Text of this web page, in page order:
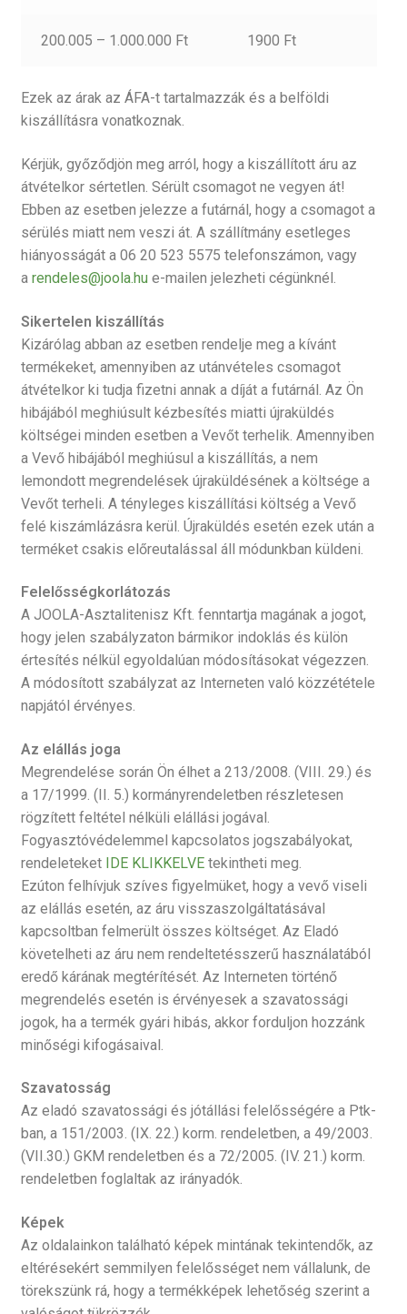
200.005 – 1.000.000 Ft 1900 Ft
Ezek az árak az ÁFA-t tartalmazzák és a belföldi
kiszállításra vonatkoznak.
Kérjük, győződjön meg arról, hogy a kiszállított áru az
átvételkor sértetlen. Sérült csomagot ne vegyen át!
Ebben az esetben jelezze a futárnál, hogy a csomagot a
sérülés miatt nem veszi át. A szállítmány esetleges
hiányosságát a 06 20 523 5575 telefonszámon, vagy
a rendeles@joola.hu e-mailen jelezheti cégünknél.
Sikertelen kiszállítás
Kizárólag abban az esetben rendelje meg a kívánt
termékeket, amennyiben az utánvételes csomagot
átvételkor ki tudja fizetni annak a díját a futárnál. Az Ön
hibájából meghiúsult kézbesítés miatti újraküldés
költségei minden esetben a Vevőt terhelik. Amennyiben
a Vevő hibájából meghiúsul a kiszállítás, a nem
lemondott megrendelések újraküldésének a költsége a
Vevőt terheli. A tényleges kiszállítási költség a Vevő
felé kiszámlázásra kerül. Újraküldés esetén ezek után a
terméket csakis előreutalással áll módunkban küldeni.
Felelősségkorlátozás
A JOOLA-Asztalitenisz Kft. fenntartja magának a jogot,
hogy jelen szabályzaton bármikor indoklás és külön
értesítés nélkül egyoldalúan módosításokat végezzen.
A módosított szabályzat az Interneten való közzététele
napjától érvényes.
Az elállás joga
Megrendelése során Ön élhet a 213/2008. (VIII. 29.) és
a 17/1999. (II. 5.) kormányrendeletben részletesen
rögzített feltétel nélküli elállási jogával.
Fogyasztóvédelemmel kapcsolatos jogszabályokat,
rendeleteket IDE KLIKKELVEtekintheti meg.
Ezúton felhívjuk szíves figyelmüket, hogy a vevő viseli
az elállás esetén, az áru visszaszolgáltatásával
kapcsoltban felmerült összes költséget. Az Eladó
követelheti az áru nem rendeltetésszerű használatából
eredő kárának megtérítését. Az Interneten történő
megrendelés esetén is érvényesek a szavatossági
jogok, ha a termék gyári hibás, akkor forduljon hozzánk
minőségi kifogásaival.
Szavatosság
Az eladó szavatossági és jótállási felelősségére a Ptk-
ban, a 151/2003. (IX. 22.) korm. rendeletben, a 49/2003.
(VII.30.) GKM rendeletben és a 72/2005. (IV. 21.) korm.
rendeletben foglaltak az irányadók.
Képek
Az oldalainkon található képek mintának tekintendők, az
eltérésekért semmilyen felelősséget nem vállalunk, de
törekszünk rá, hogy a termékképek lehetőség szerint a